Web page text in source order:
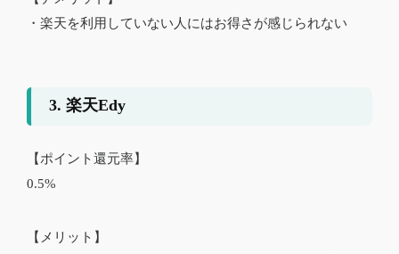
・楽天を利用していない人にはお得さが感じられない
3. 楽天Edy
【ポイント還元率】
0.5%
【メリット】